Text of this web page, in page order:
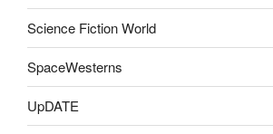
Science Fiction World
SpaceWesterns
UpDATE